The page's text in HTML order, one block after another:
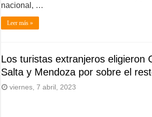
nacional, …
Leer más »
Los turistas extranjeros eligieron
Salta y Mendoza por sobre el
viernes, 7 abril, 2023